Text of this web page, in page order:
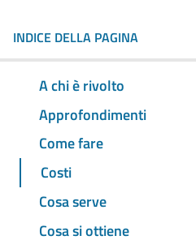
INDICE DELLA PAGINA
A chi è rivolto
Approfondimenti
Come fare
Costi
Cosa serve
Cosa si ottiene